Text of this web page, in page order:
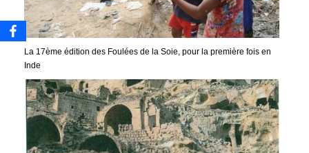
La 17ème édition des Foulées de la Soie, pour la première fois en
Inde